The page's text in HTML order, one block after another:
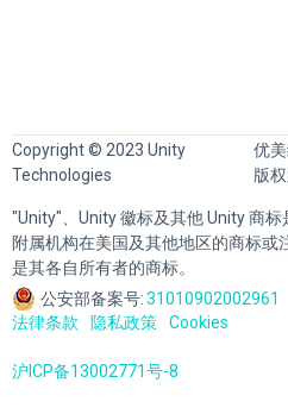
Copyright © 2023 Unity
Technologies
优
版
"Unity"、Unity 徽标及其他 Unity 商
附属机构在美国及其他地区的商标或
是其各自所有者的商标。
公安部备案号:31010902002961
法律条款
隐私政策 Cookies
沪ICP备13002771号-8